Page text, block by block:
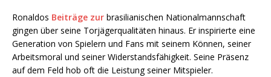
Ronaldos Beiträge zur brasilianischen Nationalmannschaft
gingen über seine Torjägerqualitäten hinaus. Er inspirierte eine
Generation von Spielern und Fans mit seinem Können, seiner
Arbeitsmoral und seiner Widerstandsfähigkeit. Seine Präsenz
auf dem Feld hob oft die Leistung seiner Mitspieler.